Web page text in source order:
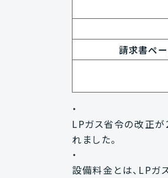
請求書ペー
・
LPガス省令の改正
れました。
・
設備料金とは、LPガ